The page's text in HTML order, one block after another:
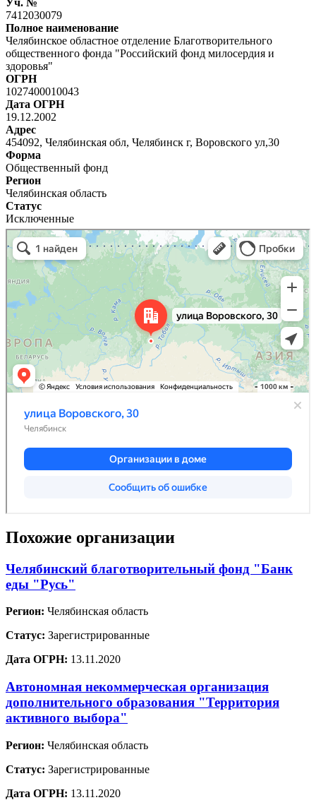
7412030079
Полное наименование
Челябинское областное отделение Благотворительного
общественного фонда "Российский фонд милосердия и
здоровья"
ОГРН
1027400010043
Дата ОГРН
19.12.2002
Адрес
454092, Челябинская обл, Челябинск г, Воровского ул,30
Форма
Общественный фонд
Регион
Челябинская область
Статус
Исключенные
Похожие организации
Челябинский благотворительный фонд "Банк
еды "Русь"
Регион: Челябинская область
Статус: Зарегистрированные
Дата ОГРН: 13.11.2020
Автономная некоммерческая организация
дополнительного образования "Территория
активного выбора"
Регион: Челябинская область
Статус: Зарегистрированные
Дата ОГРН: 13.11.2020